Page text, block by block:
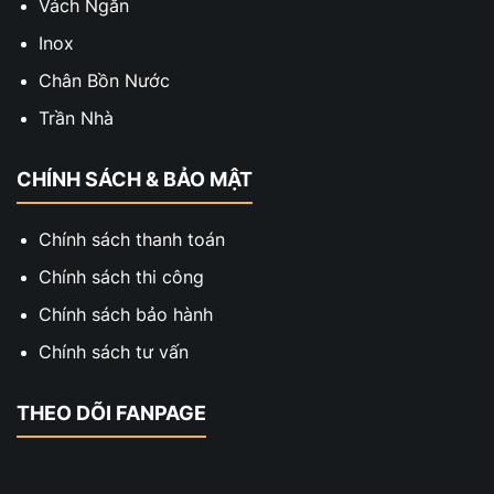
Vách Ngăn
Inox
Chân Bồn Nước
Trần Nhà
CHÍNH SÁCH & BẢO MẬT
Chính sách thanh toán
Chính sách thi công
Chính sách bảo hành
Chính sách tư vấn
THEO DÕI FANPAGE